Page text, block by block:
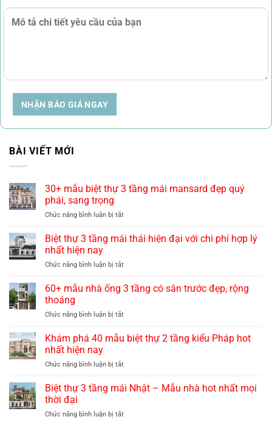
NHẬN BÁO GIÁ NGAY
BÀI VIẾT MỚI
30+ mẫu biệt thự 3 tầng mái mansard đẹp quý
phái, sang trọng
Chức năng bình luận bị tắtở
mẫu
3
mái
quý
sang
Biệt thự 3 tầng mái thái hiện đại với chi phí hợp lý
nhất hiện nay
Chức năng bình luận bị tắtở
thự
mái
hiện
chi
hợp
hiện
60+ mẫu nhà ống 3 tầng có sân trước đẹp, rộng
thoáng
Chức năng bình luận bị tắtở
mẫu
3
có
đẹp,
Khám phá 40 mẫu biệt thự 2 tầng kiểu Pháp hot
nhất hiện nay
Chức năng bình luận bị tắtở
phá
biệt
Biệt thự 3 tầng mái Nhật – Mẫu nhà hot nhất mọi
thời đại
Chức năng bình luận bị tắtở